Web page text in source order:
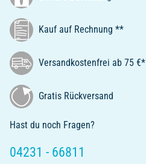
Kauf auf Rechnung **
Versandkostenfrei ab 75 €*
Gratis Rückversand
Hast du noch Fragen?
04231 - 66811